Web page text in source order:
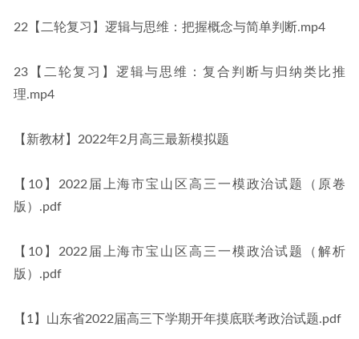
22【二轮复习】逻辑与思维：把握概念与简单判断.mp4
23【二轮复习】逻辑与思维：复合判断与归纳类比推
理.mp4
【新教材】2022年2月高三最新模拟题
【10】2022届上海市宝山区高三一模政治试题（原卷
版）.pdf
【10】2022届上海市宝山区高三一模政治试题（解析
版）.pdf
【1】山东省2022届高三下学期开年摸底联考政治试题.pdf